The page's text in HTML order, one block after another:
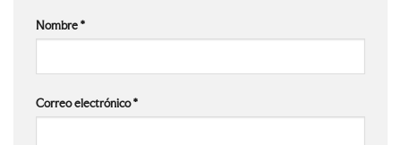
Nombre*
Correo electrónico*